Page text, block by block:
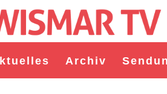
Archiv